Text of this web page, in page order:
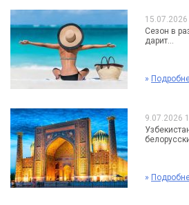
Сезон в
дарит...
»
9.07.2026
»